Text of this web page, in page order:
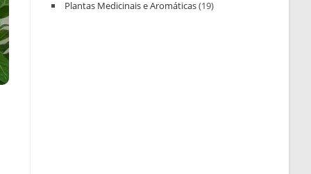
Plantas Medicinais e Aromáticas(19)